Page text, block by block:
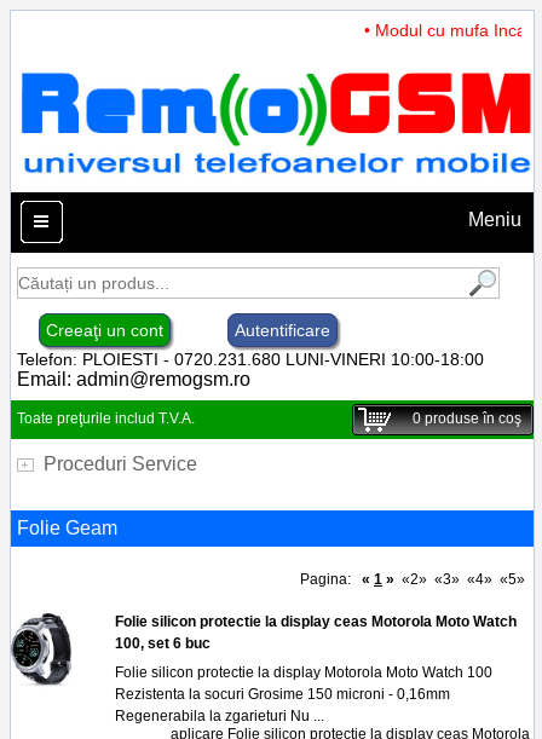
• Modul cu mufa
Meniu
Creeaţi un cont
Autentificare
Telefon: PLOIESTI - 0720.231.680 LUNI-VINERI 10:00-18:00
Email: admin@remogsm.ro
Toate preţurile includ T.V.A. 0produse în coş
Proceduri Service
Folie Geam
Pagina: « 1 » «2» «3» «4» «5»
Folie silicon protectie la display ceas Motorola Moto Watch
100, set 6 buc
Folie silicon protectie la display Motorola Moto Watch 100
Rezistenta la socuri Grosime 150 microni - 0,16mm
Regenerabila la zgarieturi Nu ...
aplicare Folie silicon protectie la display ceas Motorola